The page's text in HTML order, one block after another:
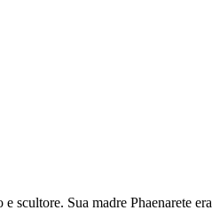
scultore. Sua madre Phaenarete era